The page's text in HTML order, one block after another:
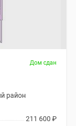
Дом сдан
район
211 600 ₽